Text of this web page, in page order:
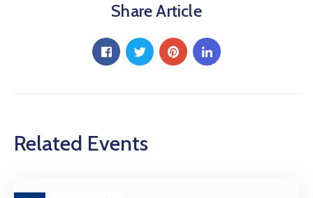
Share Article
Related Events